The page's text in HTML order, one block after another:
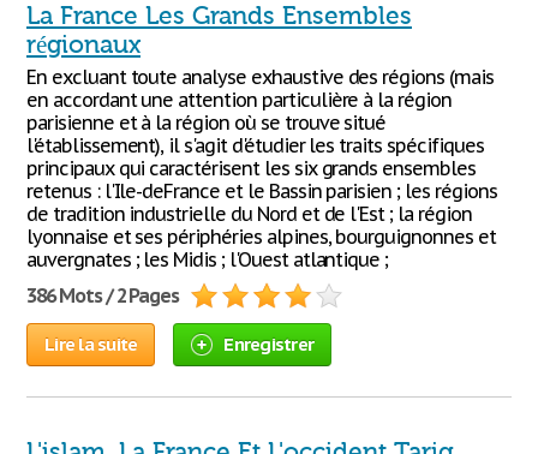
La France Les Grands Ensembles
régionaux
En excluant toute analyse exhaustive des régions (mais
en accordant une attention particulière à la région
parisienne et à la région où se trouve situé
l'établissement), il s'agit d'étudier les traits spécifiques
principaux qui caractérisent les six grands ensembles
retenus : l'Ile-deFrance et le Bassin parisien ; les régions
de tradition industrielle du Nord et de l'Est ; la région
lyonnaise et ses périphéries alpines, bourguignonnes et
auvergnates ; les Midis ; l'Ouest atlantique ;
386 Mots / 2 Pages
Lire la suite Enregistrer